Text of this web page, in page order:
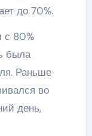
до 70%.
с 80%
была
Раньше
во
день,